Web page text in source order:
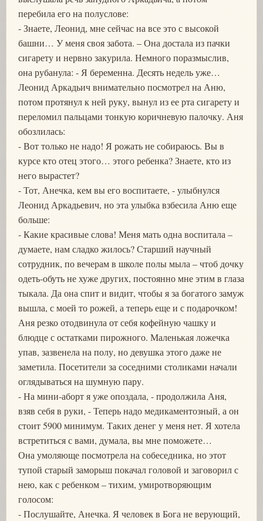
перебила его на полуслове:
- Знаете, Леонид, мне сейчас на все это с высокой
башни… У меня своя забота. – Она достала из пачки
сигарету и нервно закурила. Немного поразмыслив,
она рубанула: - Я беременна. Десять недель уже…
Леонид Аркадьич внимательно посмотрел на Аню,
потом протянул к ней руку, вынул из ее рта сигарету и
переломил пальцами тонкую коричневую палочку. Аня
обозлилась:
- Вот только не надо! Я рожать не собираюсь. Вы в
курсе кто отец этого… этого ребенка? Знаете, кто из
него вырастет?
- Тот, Анечка, кем вы его воспитаете, - улыбнулся
Леонид Аркадьевич, но эта улыбка взбесила Аню еще
больше:
- Какие красивые слова! Меня мать одна воспитала –
думаете, нам сладко жилось? Старший научный
сотрудник, по вечерам в школе полы мыла – чтоб дочку
одеть-обуть не хуже других, постоянно мне этим в глаза
тыкала. Да она спит и видит, чтобы я за богатого замуж
вышла, с моей то рожей, а теперь еще и с подарочком!
Аня резко отодвинула от себя кофейную чашку и
блюдце с остатками пирожного. Маленькая ложечка
упав, зазвенела на полу, но девушка этого даже не
заметила. Посетители за соседними столиками начали
оглядываться на шумную пару.
- На мини-аборт я уже опоздала, - продолжила Аня,
взяв себя в руки, - Теперь надо медикаментозный, а он
стоит 5900 минимум. Таких денег у меня нет. Я хотела
встретиться с вами, думала, вы мне поможете…
Она умоляюще посмотрела на собеседника, но этот
тупой старый заморыш покачал головой и заговорил с
нею, как с ребенком – тихим, умиротворяющим
голосом:
- Послушайте, Анечка. Я человек в Бога не верующий,